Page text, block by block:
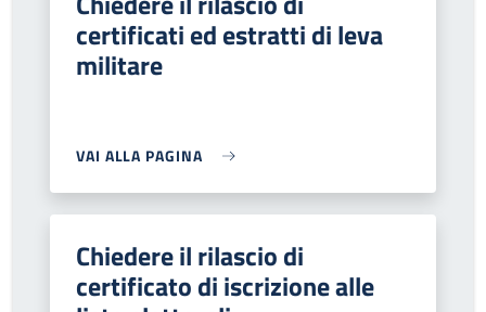
certificati ed estratti di leva
militare
VAI ALLA PAGINA
Chiedere il rilascio di
certificato di iscrizione alle